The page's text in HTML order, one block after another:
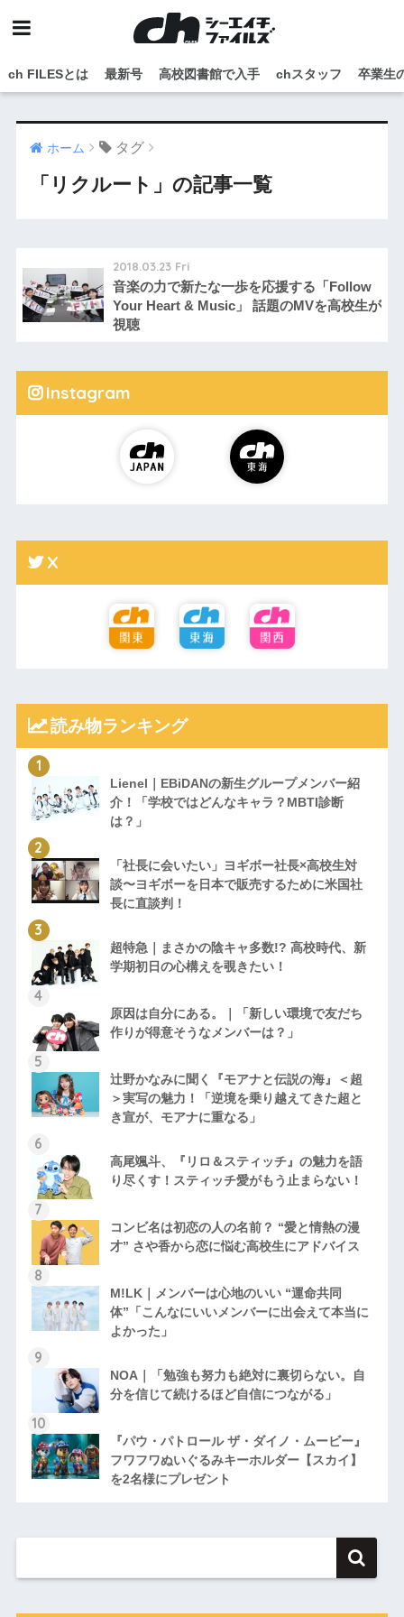
ch FILESとは 最新号 高校図書館で入手 chスタッフ 卒業生
ホーム タグ
「リクルート」の記事一覧
2018.03.23 Fri
音楽の力で新たな一歩を応援する「Follow
Your Heart & Music」 話題のMVを高校生が
視聴
Instagram
X
読み物ランキング
Lienel｜EBiDANの新生グループメンバー紹
介！「学校ではどんなキャラ？MBTI診断
は？」
「社長に会いたい」ヨギボー社長×高校生対
談〜ヨギボーを日本で販売するために米国社
長に直談判！
超特急｜まさかの陰キャ多数!? 高校時代、新
学期初日の心構えを覗きたい！
原因は自分にある。｜「新しい環境で友だち
作りが得意そうなメンバーは？」
辻野かなみに聞く『モアナと伝説の海』＜超
＞実写の魅力！「逆境を乗り越えてきた超と
き宣が、モアナに重なる」
高尾颯斗、『リロ＆スティッチ』の魅力を語
り尽くす！スティッチ愛がもう止まらない！
コンビ名は初恋の人の名前？ “愛と情熱の漫
才” さや香から恋に悩む高校生にアドバイス
M!LK｜メンバーは心地のいい “運命共同
体”「こんなにいいメンバーに出会えて本当に
よかった」
NOA｜「勉強も努力も絶対に裏切らない。自
分を信じて続けるほど自信につながる」
『パウ・パトロール ザ・ダイノ・ムービー』
フワフワぬいぐるみキーホルダー【スカイ】
を2名様にプレゼント